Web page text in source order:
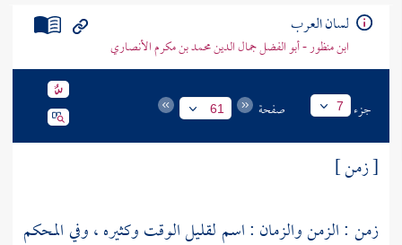
لسان العرب
ابن منظور - أبو الفضل جمال الدين محمد بن مكرم الأنصاري
جزء 7 صفحة 61
[ زمن ]
زمن : الزمن والزمان : اسم لقليل الوقت وكثيره ، وفي المحكم